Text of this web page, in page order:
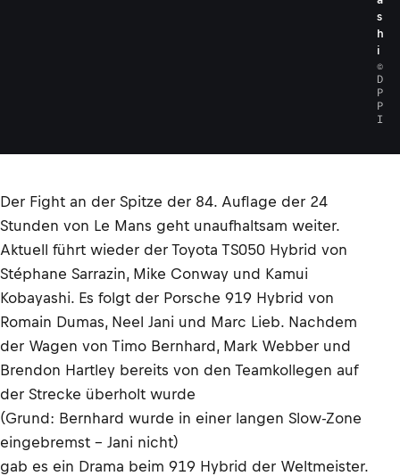
s
h
i
©
D
P
P
I
Der Fight an der Spitze der 84. Auflage der 24
Stunden von Le Mans geht unaufhaltsam weiter.
Aktuell führt wieder der Toyota TS050 Hybrid von
Stéphane Sarrazin, Mike Conway und Kamui
Kobayashi. Es folgt der Porsche 919 Hybrid von
Romain Dumas, Neel Jani und Marc Lieb. Nachdem
der Wagen von Timo Bernhard, Mark Webber und
Brendon Hartley bereits von den Teamkollegen auf
der Strecke überholt wurde
(Grund: Bernhard wurde in einer langen Slow-Zone
eingebremst - Jani nicht)
gab es ein Drama beim 919 Hybrid der Weltmeister.